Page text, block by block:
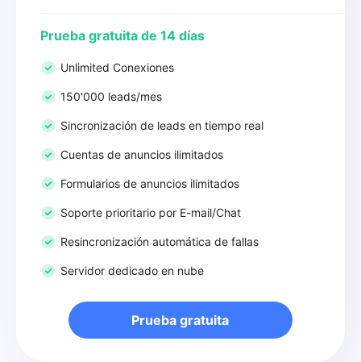
Prueba gratuita de 14 días
Unlimited Conexiones
150'000 leads/mes
Sincronización de leads en tiempo real
Cuentas de anuncios ilimitados
Formularios de anuncios ilimitados
Soporte prioritario por E-mail/Chat
Resincronización automática de fallas
Servidor dedicado en nube
Prueba gratuita